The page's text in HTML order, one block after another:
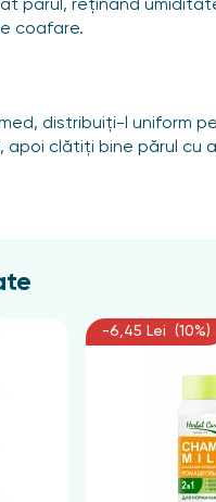
părul, reținând
coafare.
distribuiți-l uniform
apoi clătiți bine părul
-6,45 Lei (10%)